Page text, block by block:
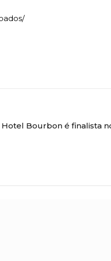
Bourbon é finalista